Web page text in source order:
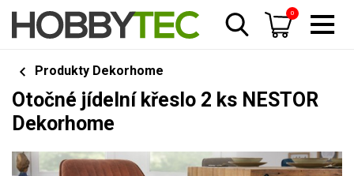
0
Produkty Dekorhome
Otočné jídelní křeslo 2 ks NESTOR
Dekorhome